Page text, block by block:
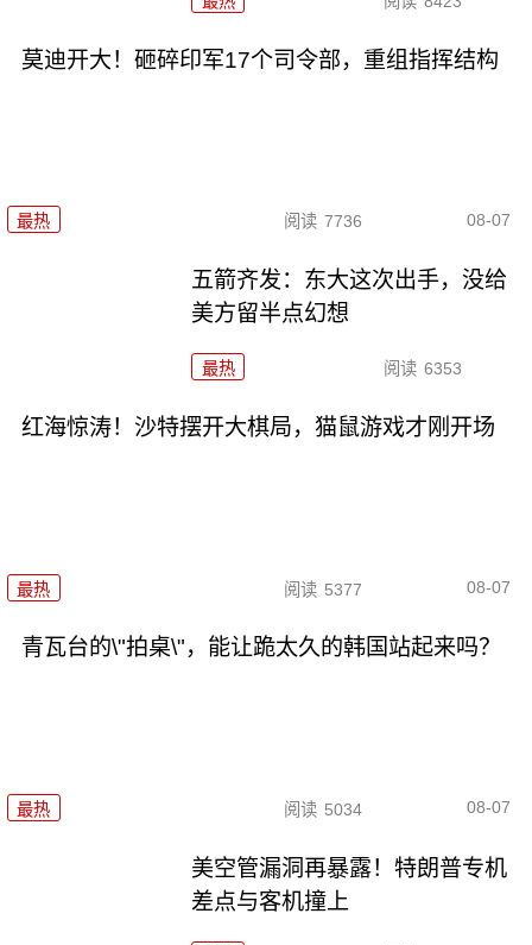
莫迪开大！砸碎印军17个司令部，重组指挥结构
最热 阅读 7736 08-07
五箭齐发：东大这次出手，没给
美方留半点幻想
最热 阅读 6353
红海惊涛！沙特摆开大棋局，猫鼠游戏才刚开场
最热 阅读 5377 08-07
青瓦台的\"拍桌\"，能让跪太久的韩国站起来吗？
最热 阅读 5034 08-07
美空管漏洞再暴露！特朗普专机
差点与客机撞上